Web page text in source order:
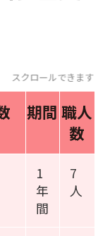
スクロールできます
期間 職人
数
1
年
間
7
人